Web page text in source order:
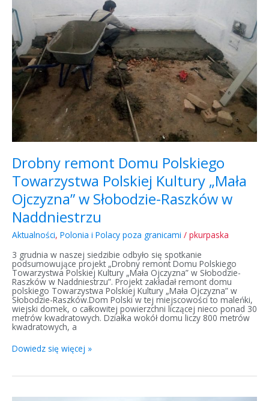
Drobny remont Domu Polskiego
Towarzystwa Polskiej Kultury „Mała
Ojczyzna” w Słobodzie-Raszków w
Naddniestrzu
Aktualności, Polonia i Polacy poza granicami / pkurpaska
3 grudnia w naszej siedzibie odbyło się spotkanie
podsumowujące projekt „Drobny remont Domu Polskiego
Towarzystwa Polskiej Kultury „Mała Ojczyzna” w Słobodzie-
Raszków w Naddniestrzu”. Projekt zakładał remont domu
polskiego Towarzystwa Polskiej Kultury „Mała Ojczyzna” w
Słobodzie-Raszków.Dom Polski w tej miejscowości to maleńki,
wiejski domek, o całkowitej powierzchni liczącej nieco ponad 30
metrów kwadratowych. Działka wokół domu liczy 800 metrów
kwadratowych, a
Polskiej
Kultury
„Mała
Ojczyzna”
w
Słobodzie-
Raszków
w
Naddniestrzu
Dowiedz się więcej »